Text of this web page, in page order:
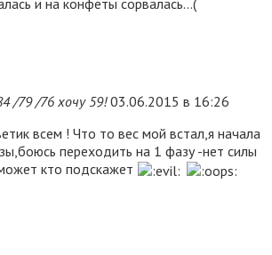
и на конфеты сорвалась…(
/79 /76 хочу 59! 03.06.2015 в 16:26
всем ! Что то вес мой встал,я начала
переходить на 1 фазу -нет силы
кто подскажет